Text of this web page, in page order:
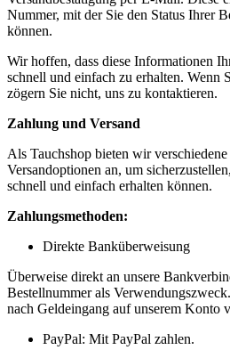
Nummer, mit der Sie den Status Ihrer
können.
Wir hoffen, dass diese Informationen
schnell und einfach zu erhalten. Wenn
zögern Sie nicht, uns zu kontaktieren.
Zahlung und Versand
Als Tauchshop bieten wir
Versandoptionen an, um
schnell und einfach erhalten können.
Zahlungsmethoden:
Direkte Banküberweisung
Überweise direkt an unsere
Bestellnummer als
nach Geldeingang auf unserem Konto
PayPal: Mit PayPal zahlen.